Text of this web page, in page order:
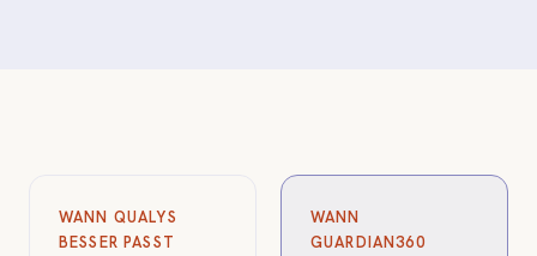
WANN QUALYS
BESSER PASST
WANN
GUARDIAN360